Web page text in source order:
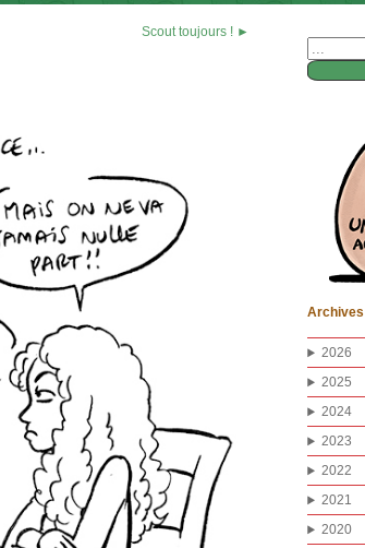
Scout toujours ! ►
Archives
2026
2025
2024
2023
2022
2021
2020